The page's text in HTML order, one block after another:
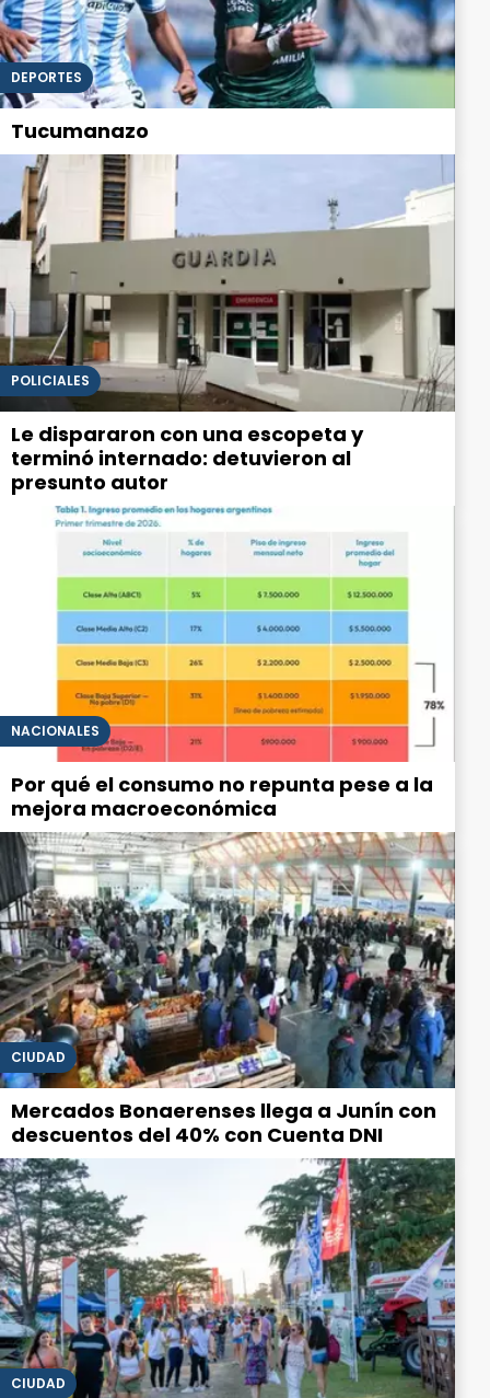
DEPORTES
Tucumanazo
POLICIALES
Le dispararon con una escopeta y
terminó internado: detuvieron al
presunto autor
NACIONALES
Por qué el consumo no repunta pese a la
mejora macroeconómica
CIUDAD
Mercados Bonaerenses llega a Junín con
descuentos del 40% con Cuenta DNI
CIUDAD